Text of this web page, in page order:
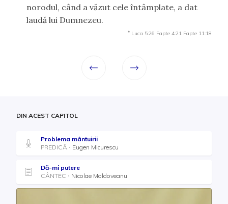
norodul, când a văzut cele întâmplate, a dat
laudă lui Dumnezeu.
* Luca 5:26 Fapte 4:21 Fapte 11:18
DIN ACEST CAPITOL
Problema mântuirii
PREDICĂ
Eugen Micurescu
Dă-mi putere
CÂNTEC
Nicolae Moldoveanu